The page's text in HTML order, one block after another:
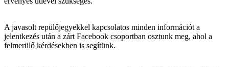
A javasolt repülőjegyekkel kapcsolatos minden információt a
jelentkezés után a zárt Facebook csoportban osztunk meg, ahol a
felmerülő kérdésekben is segítünk.